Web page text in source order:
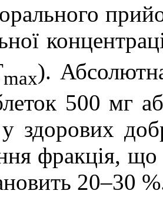
max).
500 мг
здорових
фракція,
20–30